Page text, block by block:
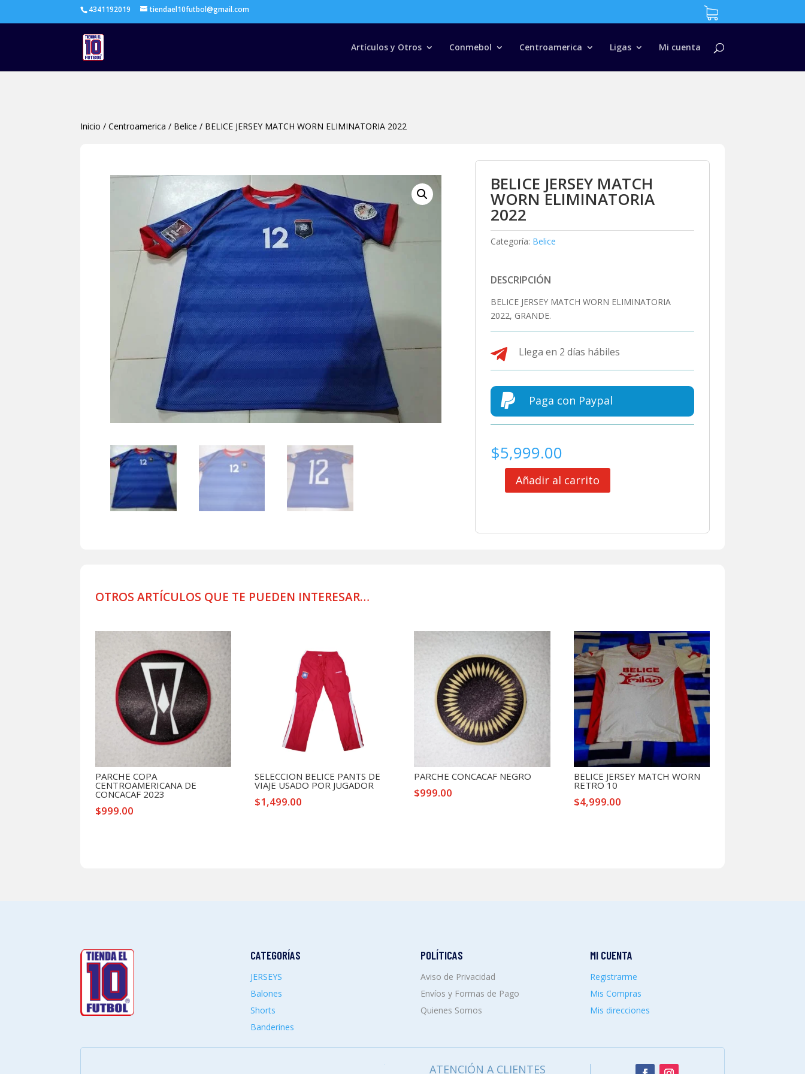
4341192019 tiendael10futbol@gmail.com
Artículos y Otros Conmebol Centroamerica Ligas Mi cuenta
Búsqueda
productos
Inicio /Centroamerica / Belice / BELICE JERSEY MATCH WORN ELIMINATORIA 2022
BELICE JERSEY MATCH
WORN ELIMINATORIA
2022
Categoría: Belice
DESCRIPCIÓN
BELICE JERSEY MATCH WORN ELIMINATORIA
2022, GRANDE.
 Llega en 2 días hábiles
 Paga con Paypal
$5,999.00
BELICEAñadir al carrito
OTROS ARTÍCULOS QUE TE PUEDEN INTERESAR…
PARCHE COPA
CENTROAMERICANA DE
CONCACAF 2023
$999.00
SELECCION BELICE PANTS DE
VIAJE USADO POR JUGADOR
$1,499.00
PARCHE CONCACAF NEGRO
$999.00
BELICE JERSEY MATCH WORN
RETRO 10
$4,999.00
CATEGORÍAS
JERSEYS
Balones
Shorts
Banderines
POLÍTICAS
Aviso de Privacidad
Envíos y Formas de Pago
Quienes Somos
MI CUENTA
Registrarme
Mis Compras
Mis direcciones
ATENCIÓN A CLIENTES